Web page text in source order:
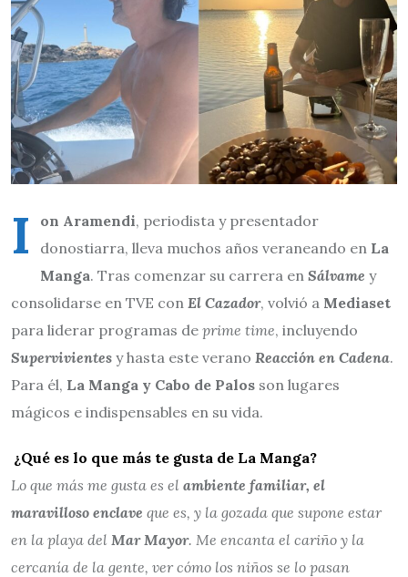
I on Aramendi, periodista y presentador
donostiarra, lleva muchos años veraneando en La
Manga. Tras comenzar su carrera en Sálvame y
consolidarse en TVE con El Cazador, volvió a Mediaset
para liderar programas de prime time, incluyendo
Supervivientes y hasta este verano Reacción en Cadena.
Para él, La Manga y Cabo de Palos son lugares
mágicos e indispensables en su vida.
¿Qué es lo que más te gusta de La Manga?
Lo que más me gusta es el ambiente familiar, el
maravilloso enclave que es, y la gozada que supone estar
en la playa del Mar Mayor. Me encanta el cariño y la
cercanía de la gente, ver cómo los niños se lo pasan